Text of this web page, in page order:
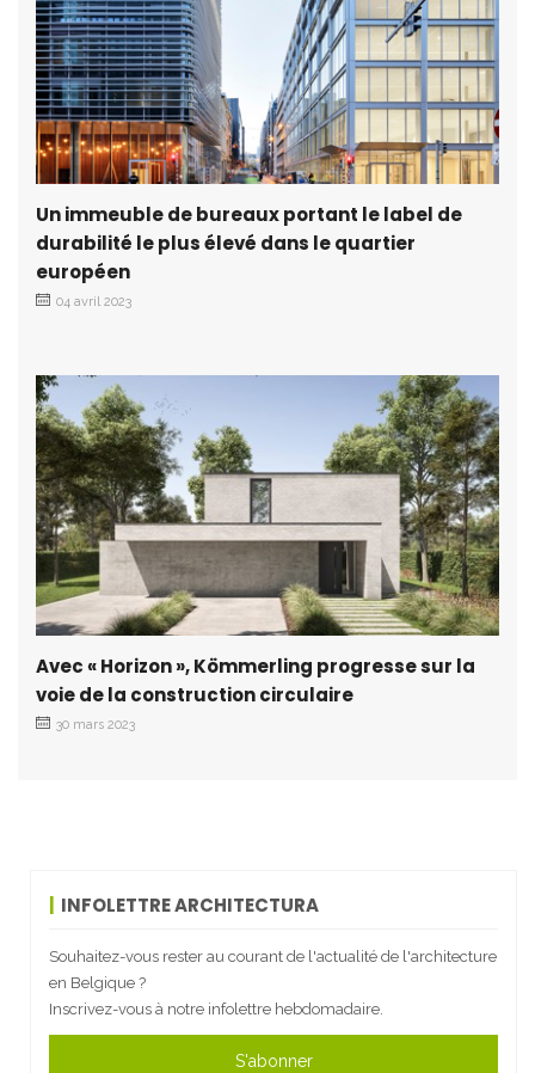
Un immeuble de bureaux portant le label de
durabilité le plus élevé dans le quartier
européen
04 avril 2023
Avec « Horizon », Kömmerling progresse sur la
voie de la construction circulaire
30 mars 2023
INFOLETTRE ARCHITECTURA
Souhaitez-vous rester au courant de l'actualité de l'architecture
en Belgique ?
Inscrivez-vous à notre infolettre hebdomadaire.
S'abonner